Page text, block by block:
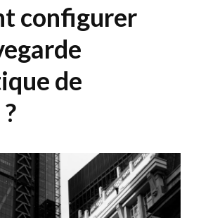
configurer
de